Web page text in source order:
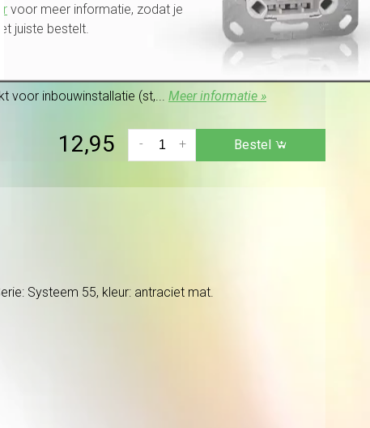
12,95 Bestel
voor inbouwinstallatie (st,... Meer informatie »
12,95 +
- Bestel
Systeem 55, kleur: antraciet mat.
voor meer informatie, zodat je
juiste bestelt.